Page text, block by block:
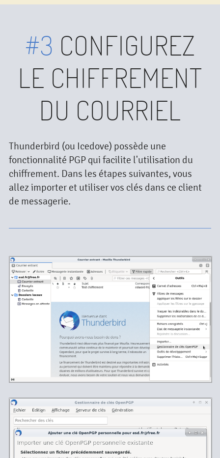
#3 CONFIGUREZ
LE CHIFFREMENT
DU COURRIEL
Thunderbird (ou Icedove) possède une
fonctionnalité PGP qui facilite l'utilisation du
chiffrement. Dans les étapes suivantes, vous
allez importer et utiliser vos clés dans ce client
de messagerie.